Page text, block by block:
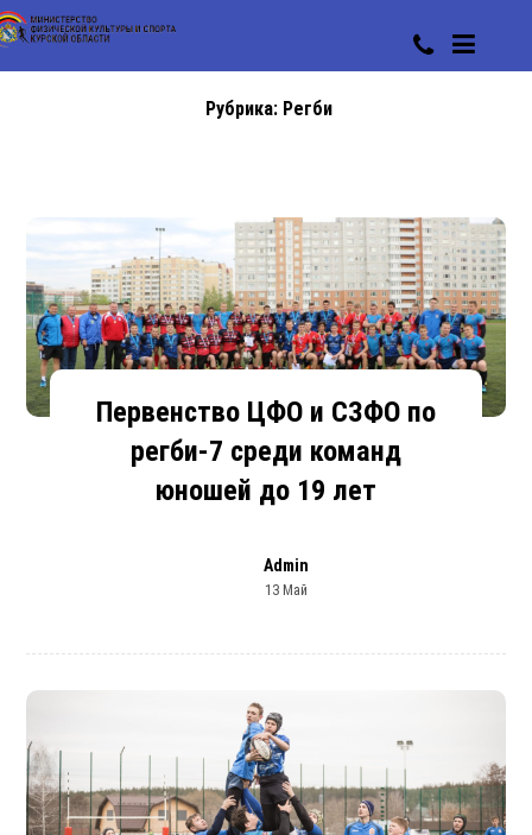
Рубрика: Регби
Первенство ЦФО и СЗФО по
регби-7 среди команд
юношей до 19 лет
Admin
13 Май